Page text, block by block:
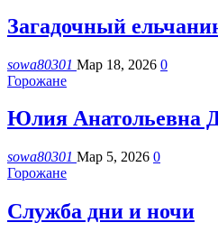
Загадочный
sowa80301 Мар 18, 2026 0
Горожане
Юлия Анатольевна
sowa80301 Мар 5, 2026 0
Горожане
Служба дни и ночи